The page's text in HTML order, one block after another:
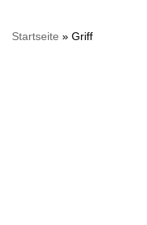
Startseite » Griff